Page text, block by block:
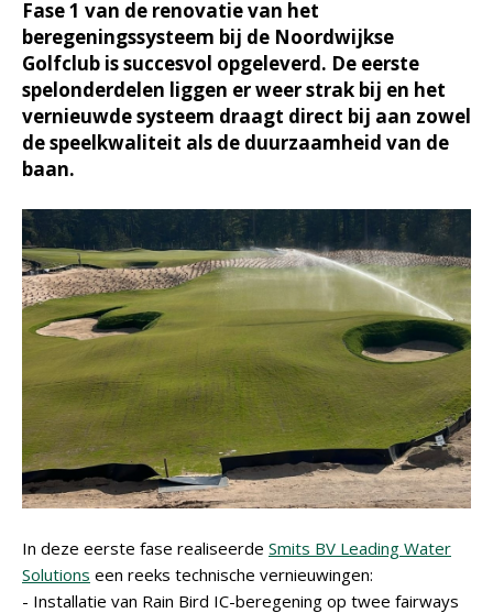
Fase 1 van de renovatie van het
beregeningssysteem bij de Noordwijkse
Golfclub is succesvol opgeleverd. De eerste
spelonderdelen liggen er weer strak bij en het
vernieuwde systeem draagt direct bij aan zowel
de speelkwaliteit als de duurzaamheid van de
baan.
In deze eerste fase realiseerde Smits BV Leading Water
Solutions een reeks technische vernieuwingen:
- Installatie van Rain Bird IC-beregening op twee fairways